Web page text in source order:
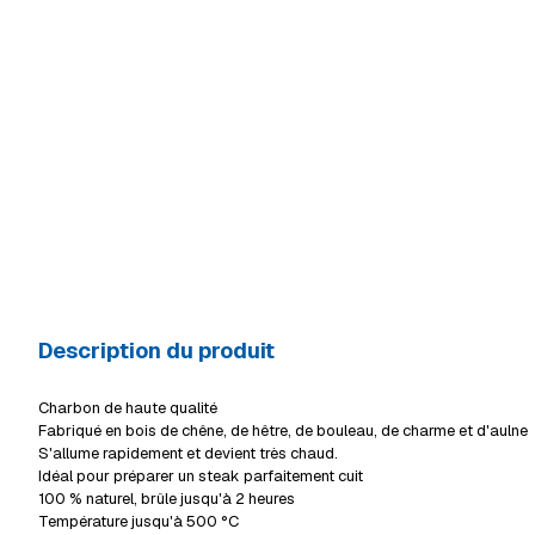
Description du produit
Charbon de haute qualité
Fabriqué en bois de chêne, de hêtre, de bouleau, de charme et d'aulne
S'allume rapidement et devient très chaud.
Idéal pour préparer un steak parfaitement cuit
100 % naturel, brûle jusqu'à 2 heures
Température jusqu'à 500 °C